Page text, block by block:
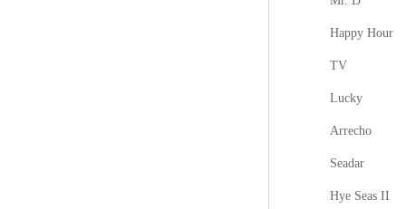
Happy Hour
TV
Lucky
Arrecho
Seadar
Hye Seas II